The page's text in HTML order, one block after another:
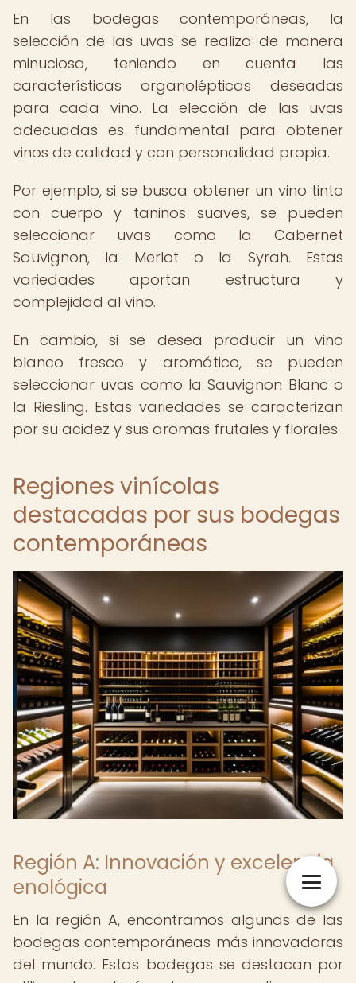
En las bodegas contemporáneas, la
selección de las uvas se realiza de manera
minuciosa, teniendo en cuenta las
características organolépticas deseadas
para cada vino. La elección de las uvas
adecuadas es fundamental para obtener
vinos de calidad y con personalidad propia.
Por ejemplo, si se busca obtener un vino tinto
con cuerpo y taninos suaves, se pueden
seleccionar uvas como la Cabernet
Sauvignon, la Merlot o la Syrah. Estas
variedades aportan estructura y
complejidad al vino.
En cambio, si se desea producir un vino
blanco fresco y aromático, se pueden
seleccionar uvas como la Sauvignon Blanc o
la Riesling. Estas variedades se caracterizan
por su acidez y sus aromas frutales y florales.
Regiones vinícolas
destacadas por sus bodegas
contemporáneas
Región A: Innovación y excelencia
enológica
En la región A, encontramos algunas de las
bodegas contemporáneas más innovadoras
del mundo. Estas bodegas se destacan por